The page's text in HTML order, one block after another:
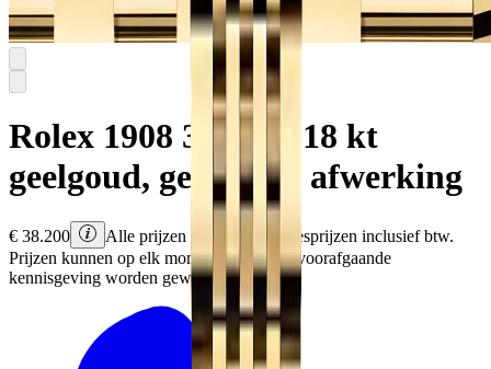
Rolex 1908 39 mm, 18 kt
geelgoud, gepolijste afwerking
€ 38.200
Alle prijzen zijn Rolex adviesprijzen inclusief btw.
Prijzen kunnen op elk moment en zonder voorafgaande
kennisgeving worden gewijzigd.